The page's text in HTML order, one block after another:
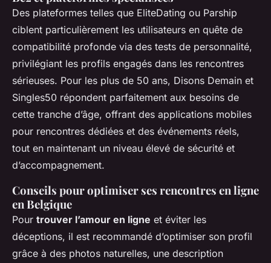
Des plateformes telles que EliteDating ou Parship
ciblent particulièrement les utilisateurs en quête de
compatibilité profonde via des tests de personnalité,
privilégiant les profils engagés dans les rencontres
sérieuses. Pour les plus de 50 ans, Disons Demain et
Singles50 répondent parfaitement aux besoins de
cette tranche d’âge, offrant des applications mobiles
pour rencontres dédiées et des événements réels,
tout en maintenant un niveau élevé de sécurité et
d’accompagnement.
Conseils pour optimiser ses rencontres en ligne
en Belgique
Pour trouver l’amour en ligne et éviter les
déceptions, il est recommandé d’optimiser son profil
grâce à des photos naturelles, une description